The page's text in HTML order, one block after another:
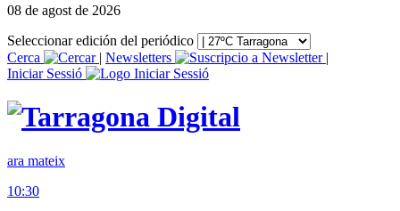
08 de agost de 2026
Seleccionar edición del periódico
Cerca
| Newsletters
|
Iniciar Sessió
ara mateix
10:30